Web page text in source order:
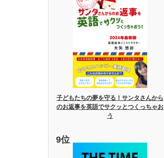
子どもたちの夢を守る！サンタさんから
のお返事を英語でサクッとつくっちゃお
う